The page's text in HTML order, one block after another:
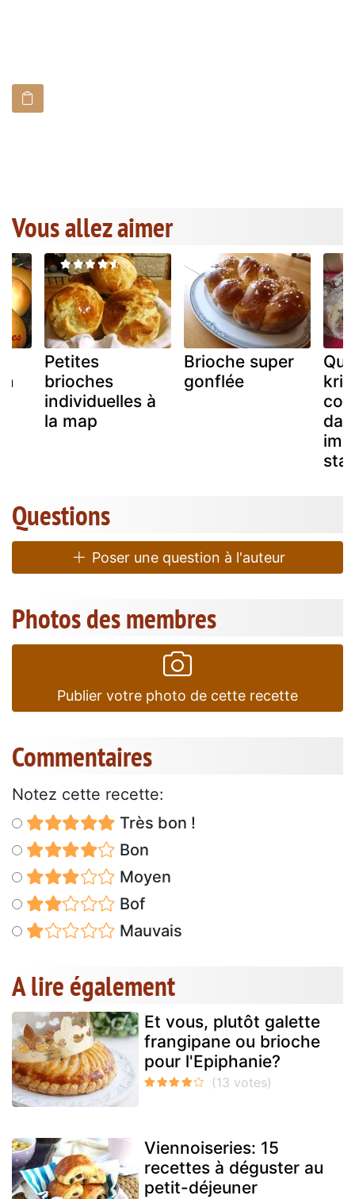
Vous allez aimer
Petites
brioches
individuelles à
la map
Brioche super
gonflée
Questions
Poser une question à l'auteur
Photos des membres
Publier votre photo de cette recette
Commentaires
Notez cette recette:
Très bon !
Bon
Moyen
Bof
Mauvais
A lire également
Et vous, plutôt galette
frangipane ou brioche
pour l'Epiphanie?
Viennoiseries: 15
recettes à déguster au
petit-déjeuner